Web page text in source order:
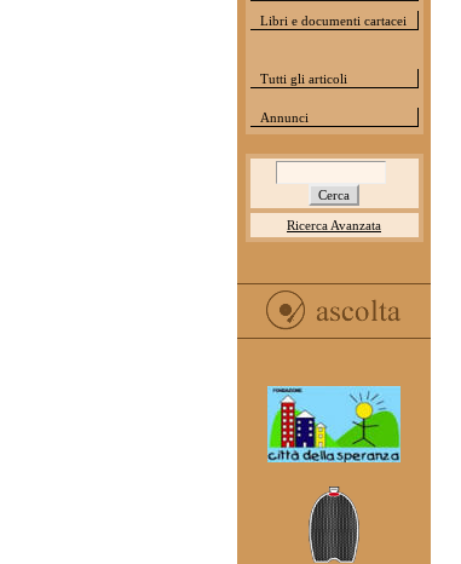
Libri e documenti cartacei
Tutti gli articoli
Annunci
Ricerca Avanzata